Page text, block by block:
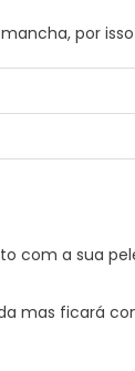
por
DE SÓDIO,
DE MEL/
com a sua
mas ficará